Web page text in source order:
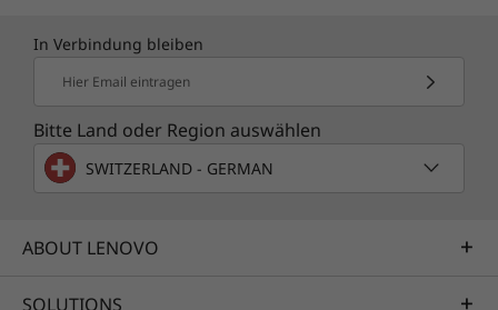
Dolby Audio
In Verbindung bleiben
Hier Email eintragen
Bitte Land oder Region auswählen
SWITZERLAND - GERMAN
ABOUT LENOVO
SOLUTIONS